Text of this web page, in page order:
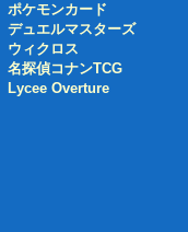
ポケモンカード
デュエルマスターズ
ウィクロス
名探偵コナンTCG
Lycee Overture